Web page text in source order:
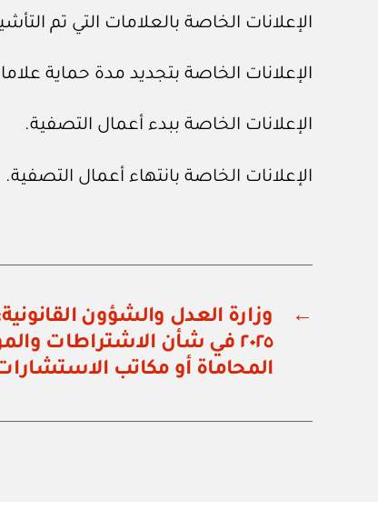
الإعلانات الخاصة بالعلامات التي تم
الإعلانات الخاصة بتجديد مدة حماية
الإعلانات الخاصة ببدء أعمال التصفية.
الإعلانات الخاصة بانتهاء أعمال التصفية.
←
٢٠٢٥ في شأن الاشتراطات
المحاماة أو مكاتب الاستشارات